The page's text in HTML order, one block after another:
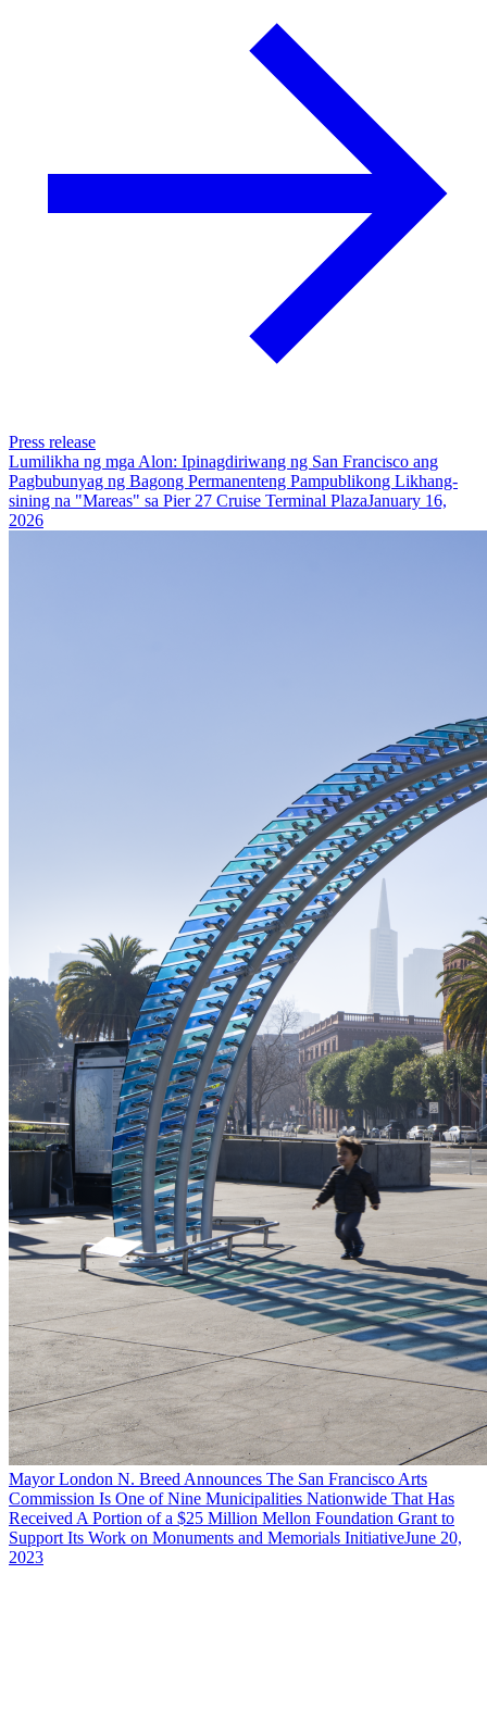
Press release
Lumilikha ng mga Alon: Ipinagdiriwang ng San Francisco ang
Pagbubunyag ng Bagong Permanenteng Pampublikong Likhang-
sining na "Mareas" sa Pier 27 Cruise Terminal PlazaJanuary 16,
2026
Mayor London N. Breed Announces The San Francisco Arts
Commission Is One of Nine Municipalities Nationwide That Has
Received A Portion of a $25 Million Mellon Foundation Grant to
Support Its Work on Monuments and Memorials InitiativeJune 20,
2023